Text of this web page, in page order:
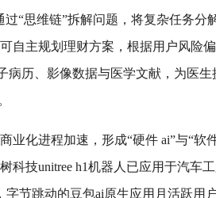
过“思维链”拆解问题，将复杂任务分
自主规划理财方案，根据用户风险
病历、影像数据与医学文献，为医
业化进程加速，形成“硬件 ai”与“软
科技unitree h1机器人已应用于汽车
字节跳动的豆包ai原生应用月活跃用